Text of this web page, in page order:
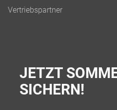
JETZT
SICHERN!